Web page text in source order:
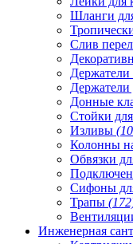
Шланги
Слив
Держатели
Донные
Стойки
Изливы
Колонны
Обвязки
Сифоны
Трапы
Инженерная